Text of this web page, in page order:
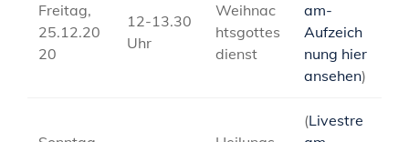
Freitag,
25.12.20
20
12-13.30
Uhr
Weihnac
htsgottes
dienst
am-
Aufzeich
nung hier
ansehen)
(Livestre